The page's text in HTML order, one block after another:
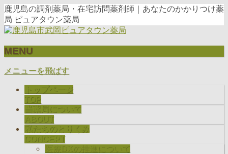
鹿児島の調剤薬局・在宅訪問薬剤師｜あなたのかかりつけ薬
局 ピュアタウン薬局
MENU
メニューを飛ばす
トップページ
TOP
当薬局について
ABOUT
私たちのとりくみ
CONCEPT
医療DXの推進について